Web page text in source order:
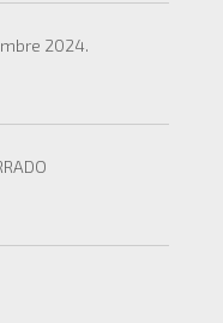
2024.